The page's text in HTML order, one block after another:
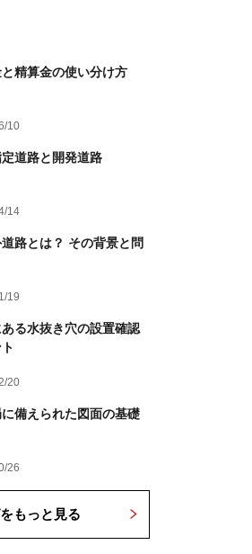
精算金の使い分け方
10
道路と開発道路
14
路とは？ その背景と問
19
る水抜き穴の設置確認
20
備えられた図面の基礎
26
もっと見る